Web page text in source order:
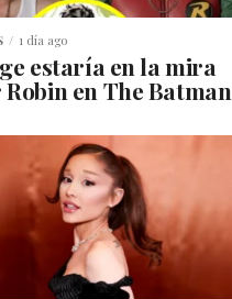
1 día ago
estaría en la mira
en The Batman